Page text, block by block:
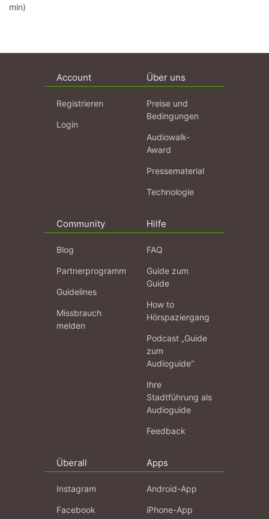
min)
Account
Registrieren
Login
Über uns
Preise und
Bedingungen
Audiowalk-
Award
Pressematerial
Technologie
Community
Blog
Partnerprogramm
Guidelines
Missbrauch
melden
Hilfe
FAQ
Guide zum
Guide
How to
Hörspaziergang
Podcast „Guide
zum
Audioguide“
Ihre
Stadtführung als
Audioguide
Feedback
Überall
Instagram
Facebook
Apps
Android-App
iPhone-App